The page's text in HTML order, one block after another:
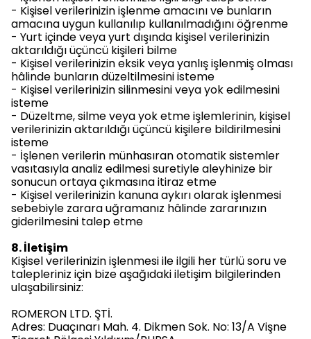
- Kişisel verilerinizin işlenme amacını ve bunların
amacına uygun kullanılıp kullanılmadığını öğrenme
- Yurt içinde veya yurt dışında kişisel verilerinizin
aktarıldığı üçüncü kişileri bilme
- Kişisel verilerinizin eksik veya yanlış işlenmiş olması
hâlinde bunların düzeltilmesini isteme
- Kişisel verilerinizin silinmesini veya yok edilmesini
isteme
- Düzeltme, silme veya yok etme işlemlerinin, kişisel
verilerinizin aktarıldığı üçüncü kişilere bildirilmesini
isteme
- İşlenen verilerin münhasıran otomatik sistemler
vasıtasıyla analiz edilmesi suretiyle aleyhinize bir
sonucun ortaya çıkmasına itiraz etme
- Kişisel verilerinizin kanuna aykırı olarak işlenmesi
sebebiyle zarara uğramanız hâlinde zararınızın
giderilmesini talep etme
8. İletişim
Kişisel verilerinizin işlenmesi ile ilgili her türlü soru ve
talepleriniz için bize aşağıdaki iletişim bilgilerinden
ulaşabilirsiniz:
ROMERON LTD. ŞTİ.
Adres: Duaçınarı Mah. 4. Dikmen Sok. No: 13/A Vişne